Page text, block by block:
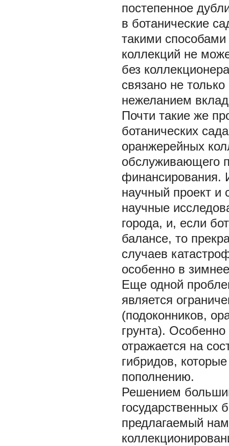
постепенное
в ботанические
такими способами
коллекций не
без
связано не
нежеланием
Почти такие же
ботанических
оранжерейных
обслуживающего
финансирования.
научный проект и
научные
города, и, если
балансе, то
случаев
особенно в
Еще одной
является
(подоконников,
грунта).
отражается на
гибридов,
пополнению.
Решением
государственных
предлагаемый